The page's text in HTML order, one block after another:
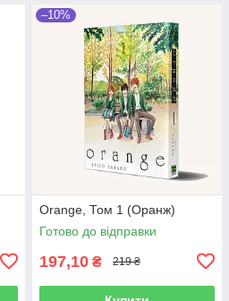
–10%
Orange, Том 1 (Оранж)
Готово до відправки
197,10 ₴ 219 ₴